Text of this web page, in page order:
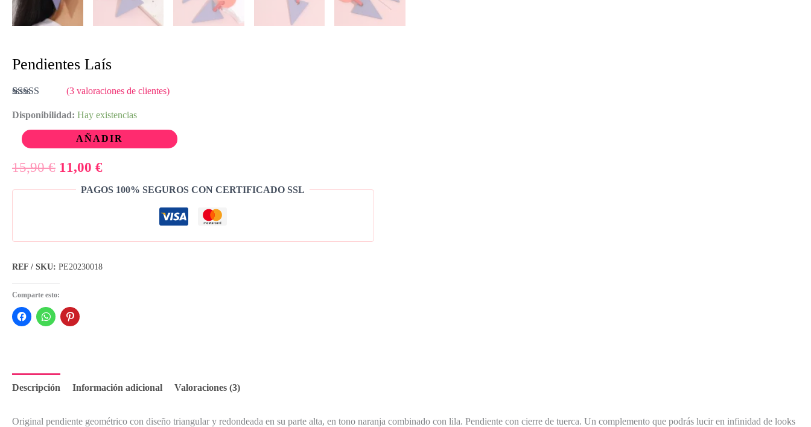
Pendientes Laís
con3.67
base a
valoraciones
clientes
(3 valoraciones de clientes)
Disponibilidad: Hay existencias
AÑADIR
15,90€ 11,00 €
PAGOS 100% SEGUROS CON CERTIFICADO SSL
REF / SKU: PE20230018
Comparte esto:
Descripción Información adicional Valoraciones (3)
Original pendiente geométrico con diseño triangular y redondeada en su parte alta, en tono naranja combinado con lila. Pendiente con cierre de tuerca. Un complemento que podrás lucir en infinidad de looks